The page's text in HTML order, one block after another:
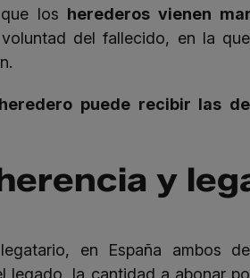
los herederos vienen
del fallecido, en la
heredero puede recibir las
y
en España ambos
legado, la cantidad a abonar